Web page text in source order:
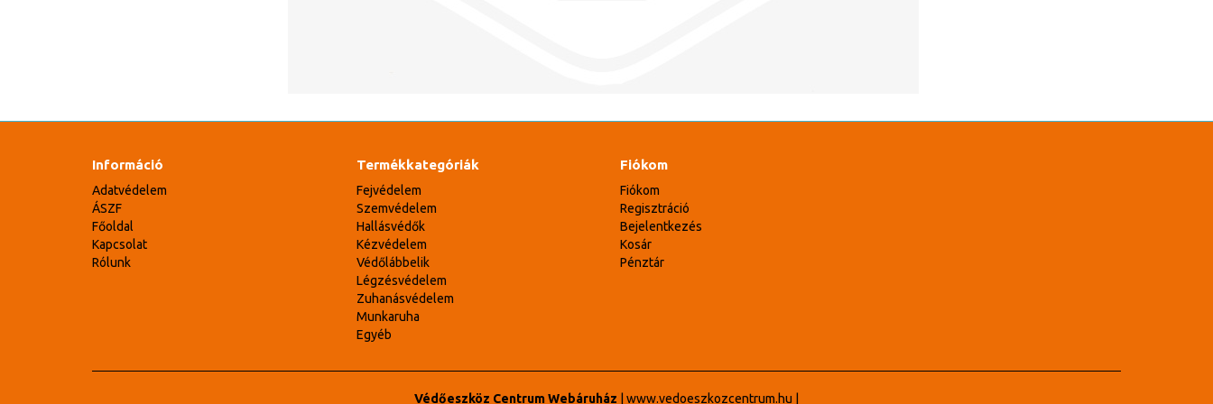
Információ
Adatvédelem
ÁSZF
Főoldal
Kapcsolat
Rólunk
Termékkategóriák
Fejvédelem
Szemvédelem
Hallásvédők
Kézvédelem
Védőlábbelik
Légzésvédelem
Zuhanásvédelem
Munkaruha
Egyéb
Fiókom
Fiókom
Regisztráció
Bejelentkezés
Kosár
Pénztár
Védőeszköz Centrum Webáruház www.vedoeszkozcentrum.hu